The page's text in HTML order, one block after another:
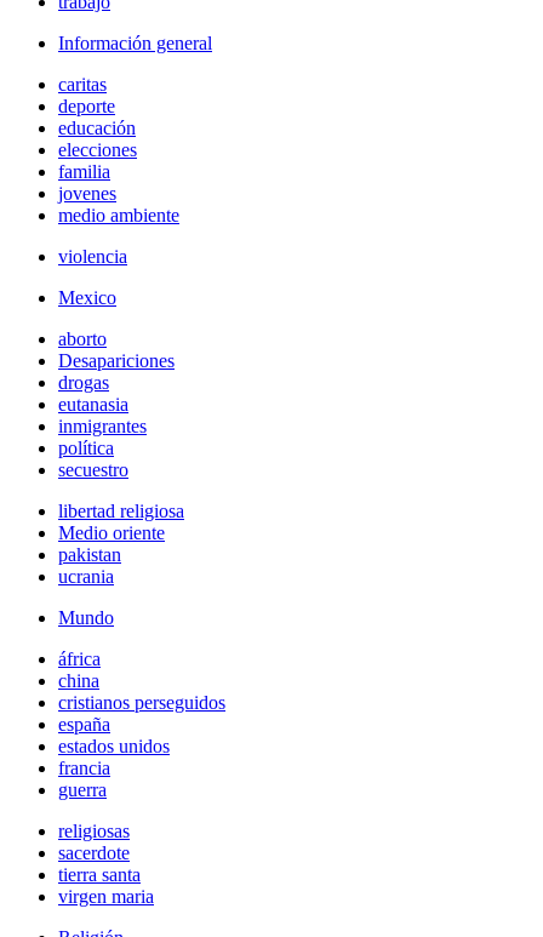
Información general
caritas
deporte
educación
elecciones
familia
jovenes
medio ambiente
violencia
Mexico
aborto
Desapariciones
drogas
eutanasia
inmigrantes
política
secuestro
libertad religiosa
Medio oriente
pakistan
ucrania
Mundo
áfrica
china
cristianos perseguidos
españa
estados unidos
francia
guerra
religiosas
sacerdote
tierra santa
virgen maria